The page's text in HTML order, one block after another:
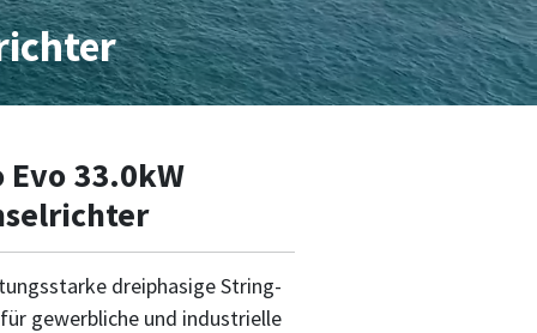
Evo 33.0kW
dreiphasige String-
gewerbliche und industrielle